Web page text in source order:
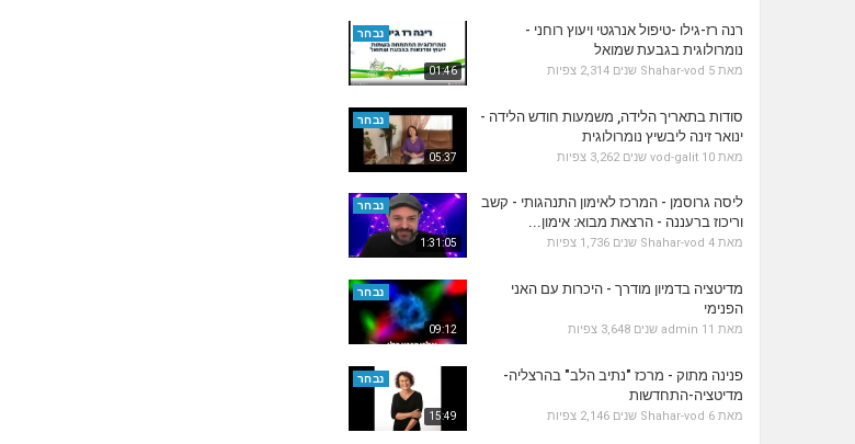
01:46
נבחר
רנה רז-גילו -טיפול אנרגטי ויעוץ רוחני -
נומרולוגית בגבעת שמואל
מאת Shahar-vod 5 שנים 2,314 צפיות
05:37
נבחר
סודות בתאריך הלידה, משמעות חודש הלידה -
ינואר זינה ליבשיץ נומרולוגית
מאת vod-galit 10 שנים 3,262 צפיות
1:31:05
נבחר
ליסה גרוסמן - המרכז לאימון התנהגותי - קשב
וריכוז ברעננה - הרצאת מבוא: אימון...
מאת Shahar-vod 4 שנים 1,736 צפיות
09:12
נבחר
מדיטציה בדמיון מודרך - היכרות עם האני
הפנימי
מאת admin 11 שנים 3,648 צפיות
15:49
נבחר
פנינה מתוק - מרכז "נתיב הלב" בהרצליה-
מדיטציה-התחדשות
מאת Shahar-vod 6 שנים 2,146 צפיות